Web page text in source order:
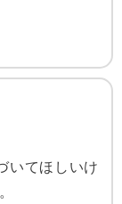
いてほしいけ